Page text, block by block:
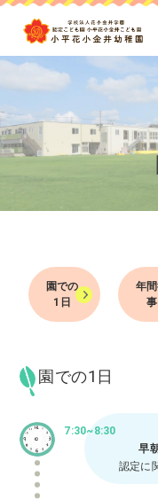
園での
1日
年
事
園での1日
7:30~8:30
早
認定に